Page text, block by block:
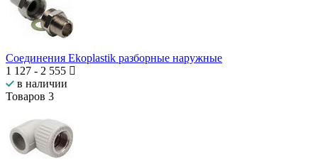
Соединения Ekoplastik разборные наружные
1 127 - 2 555
в наличии
Товаров 3